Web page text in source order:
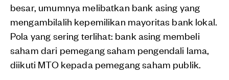
besar, umumnya melibatkan bank asing yang
mengambilalih kepemilikan mayoritas bank lokal.
Pola yang sering terlihat: bank asing membeli
saham dari pemegang saham pengendali lama,
diikuti MTO kepada pemegang saham publik.